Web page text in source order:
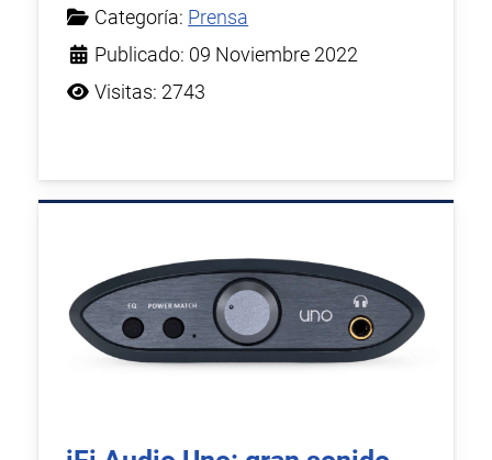
Categoría: Prensa
Publicado: 09 Noviembre 2022
Visitas: 2743